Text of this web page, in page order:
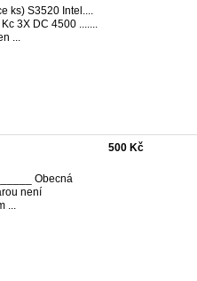
ks) S3520 Intel....
3X DC 4500 .......
...
Obecná
není
...
500 Kč